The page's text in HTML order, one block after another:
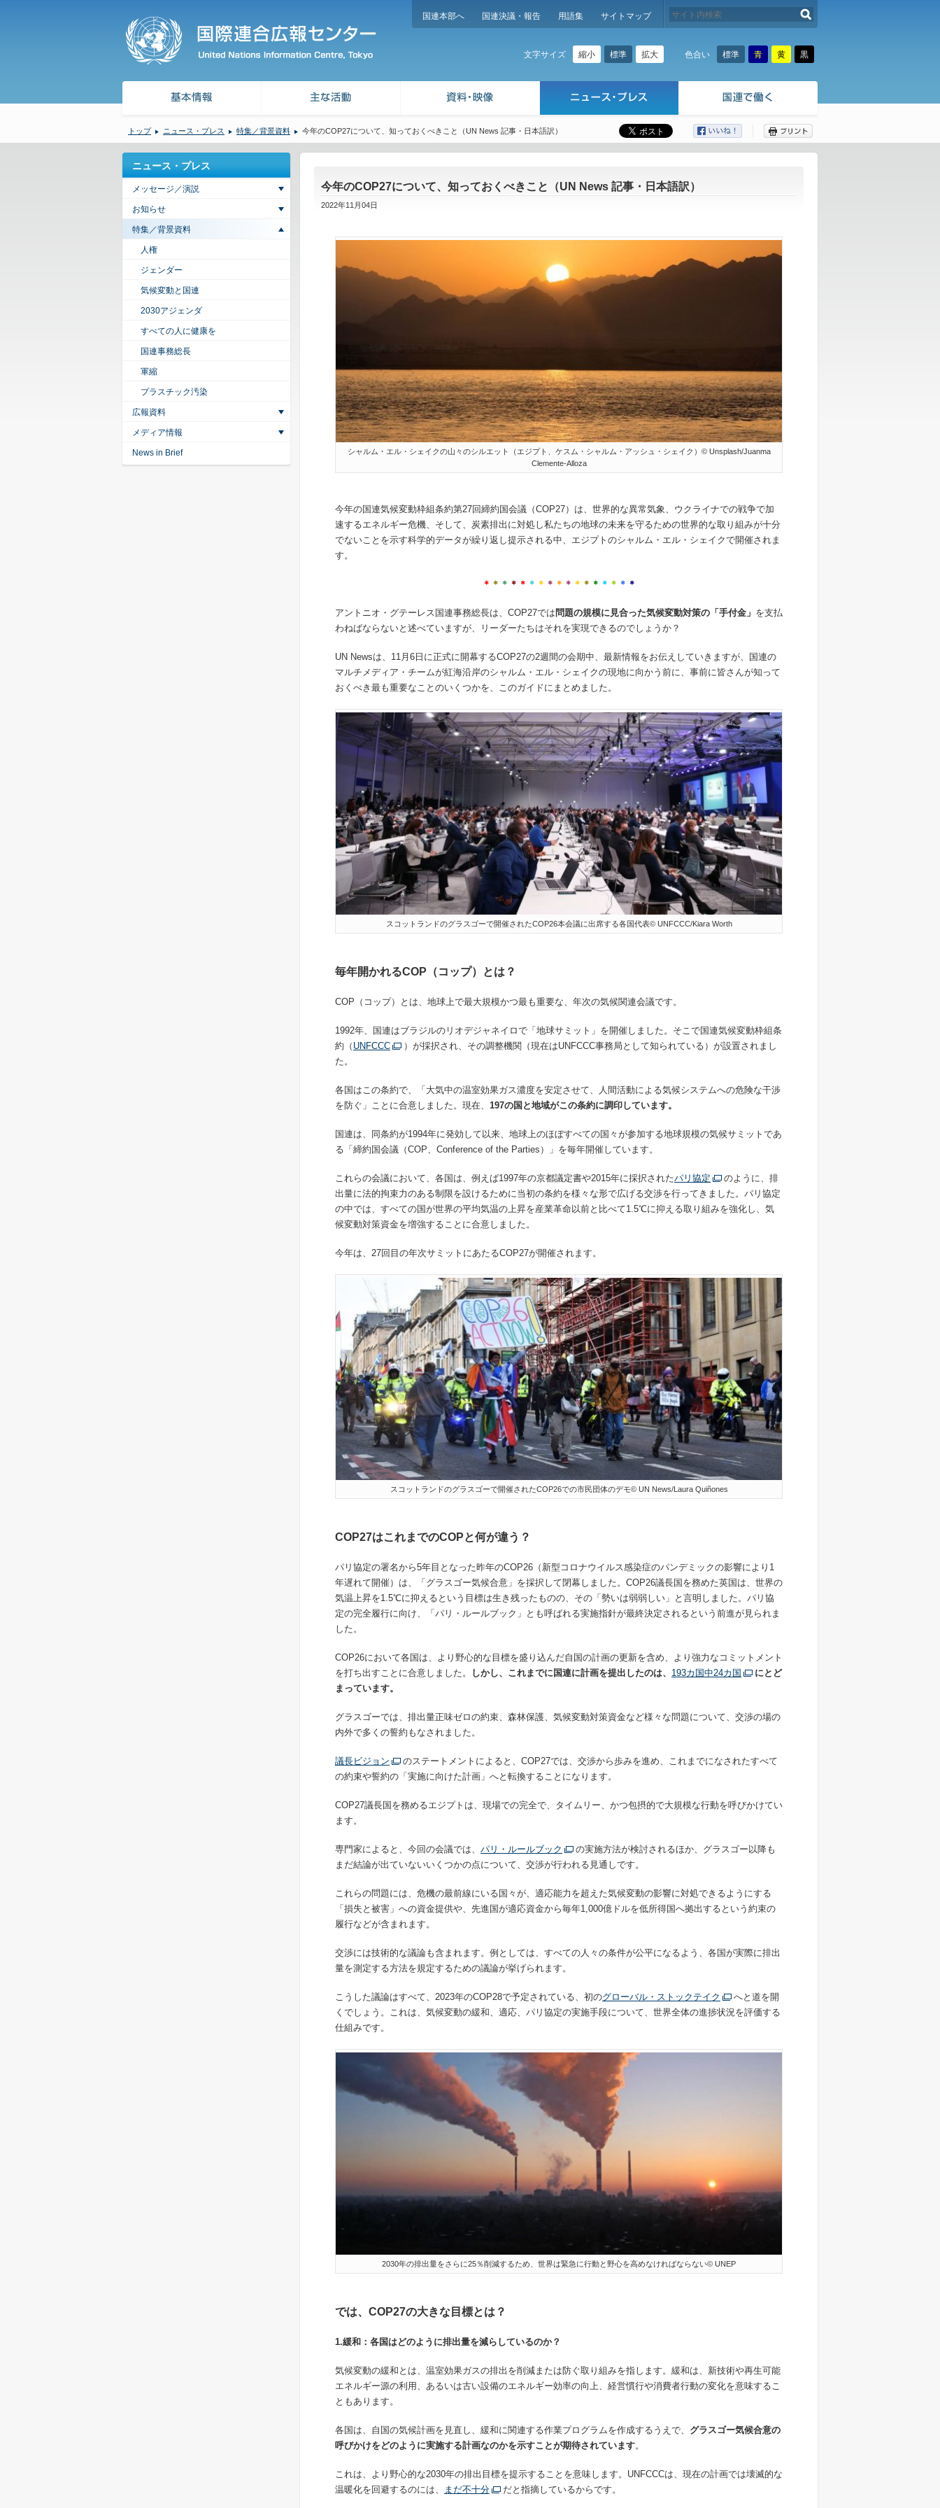
国連本部へ 国連決議・報告 用語集 サイトマップ
文字サイズ 縮小 標準 拡大 色合い 標準 青 黄 黒
トップ ニュース・プレス 特集／背景資料 今年のCOP27について、知っておくべきこと（UN News 記事・日本語訳）
今年のCOP27について、知っておくべきこと（UN News 記事・日本語訳）
2022年11月04日
シャルム・エル・シェイクの山々のシルエット（エジプト、ケスム・シャルム・アッシュ・シェイク）© Unsplash/Juanma
Clemente-Alloza
今年の国連気候変動枠組条約第27回締約国会議（COP27）は、世界的な異常気象、ウクライナでの戦争で加
速するエネルギー危機、そして、炭素排出に対処し私たちの地球の未来を守るための世界的な取り組みが十分
でないことを示す科学的データが繰り返し提示される中、エジプトのシャルム・エル・シェイクで開催されま
す。
＊ ＊ ＊ ＊ ＊ ＊ ＊ ＊ ＊ ＊ ＊ ＊ ＊ ＊ ＊ ＊ ＊
アントニオ・グテーレス国連事務総長は、COP27では 問題の規模に見合った気候変動対策の「手付金」 を支払
わねばならないと述べていますが、リーダーたちはそれを実現できるのでしょうか？
UN Newsは、11月6日に正式に開幕するCOP27の2週間の会期中、最新情報をお伝えしていきますが、国連の
マルチメディア・チームが紅海沿岸のシャルム・エル・シェイクの現地に向かう前に、事前に皆さんが知って
おくべき最も重要なことのいくつかを、このガイドにまとめました。
スコットランドのグラスゴーで開催されたCOP26本会議に出席する各国代表© UNFCCC/Kiara Worth
毎年開かれるCOP（コップ）とは？
COP（コップ）とは、地球上で最大規模かつ最も重要な、年次の気候関連会議です。
1992年、国連はブラジルのリオデジャネイロで「地球サミット」を開催しました。そこで国連気候変動枠組条
約（ UNFCCC
）が採択され、その調整機関（現在はUNFCCC事務局として知られている）が設置されまし
た。
各国はこの条約で、「大気中の温室効果ガス濃度を安定させて、人間活動による気候システムへの危険な干渉
を防ぐ」ことに合意しました。現在、 197の国と地域がこの条約に調印しています。
国連は、同条約が1994年に発効して以来、地球上のほぼすべての国々が参加する地球規模の気候サミットであ
る「締約国会議（COP、Conference of the Parties）」を毎年開催しています。
これらの会議において、各国は、例えば1997年の京都議定書や2015年に採択されたパリ協定
のように、排
出量に法的拘束力のある制限を設けるために当初の条約を様々な形で広げる交渉を行ってきました。パリ協定
の中では、すべての国が世界の平均気温の上昇を産業革命以前と比べて1.5℃に抑える取り組みを強化し、気
候変動対策資金を増強することに合意しました。
今年は、27回目の年次サミットにあたるCOP27が開催されます。
スコットランドのグラスゴーで開催されたCOP26での市民団体のデモ© UN News/Laura Quiñones
COP27はこれまでのCOPと何が違う？
パリ協定の署名から5年目となった昨年のCOP26（新型コロナウイルス感染症のパンデミックの影響により1
年遅れて開催）は、「グラスゴー気候合意」を採択して閉幕しました。COP26議長国を務めた英国は、世界の
気温上昇を1.5℃に抑えるという目標は生き残ったものの、その「勢いは弱弱しい」と言明しました。パリ協
定の完全履行に向け、「パリ・ルールブック」とも呼ばれる実施指針が最終決定されるという前進が見られま
した。
COP26において各国は、より野心的な目標を盛り込んだ自国の計画の更新を含め、より強力なコミットメント
を打ち出すことに合意しました。
しかし、これまでに国連に計画を提出したのは、 193カ国中24カ国
にとど
まっています。
グラスゴーでは、排出量正味ゼロの約束、森林保護、気候変動対策資金など様々な問題について、交渉の場の
内外で多くの誓約もなされました。
議長ビジョン
のステートメントによると、COP27では、交渉から歩みを進め、これまでになされたすべて
の約束や誓約の「実施に向けた計画」へと転換することになります。
COP27議長国を務めるエジプトは、現場での完全で、タイムリー、かつ包摂的で大規模な行動を呼びかけてい
ます。
専門家によると、今回の会議では、 パリ・ルールブック
の実施方法が検討されるほか、グラスゴー以降も
まだ結論が出ていないいくつかの点について、交渉が行われる見通しです。
これらの問題には、危機の最前線にいる国々が、適応能力を超えた気候変動の影響に対処できるようにする
「損失と被害」への資金提供や、先進国が適応資金から毎年1,000億ドルを低所得国へ拠出するという約束の
履行などが含まれます。
交渉には技術的な議論も含まれます。例としては、すべての人々の条件が公平になるよう、各国が実際に排出
量を測定する方法を規定するための議論が挙げられます。
こうした議論はすべて、2023年のCOP28で予定されている、初のグローバル・ストックテイク
へと道を開
くでしょう。これは、気候変動の緩和、適応、パリ協定の実施手段について、世界全体の進捗状況を評価する
仕組みです。
2030年の排出量をさらに25％削減するため、世界は緊急に行動と野心を高めなければならない© UNEP
では、COP27の大きな目標とは？
1.緩和：各国はどのように排出量を減らしているのか？
気候変動の緩和とは、温室効果ガスの排出を削減または防ぐ取り組みを指します。緩和は、新技術や再生可能
エネルギー源の利用、あるいは古い設備のエネルギー効率の向上、経営慣行や消費者行動の変化を意味するこ
ともあります。
各国は、自国の気候計画を見直し、緩和に関連する作業プログラムを作成するうえで、 グラスゴー気候合意の
呼びかけをどのように実施する計画なのかを示すことが期待されています。
これは、より野心的な2030年の排出目標を提示することを意味します。UNFCCCは、現在の計画では壊滅的な
温暖化を回避するのには、
まだ不十分 だと指摘しているからです。
ニュース・プレス
メッセージ／演説
お知らせ
特集／背景資料
人権
ジェンダー
気候変動と国連
2030アジェンダ
すべての人に健康を
国連事務総長
軍縮
プラスチック汚染
広報資料
メディア情報
News in Brief